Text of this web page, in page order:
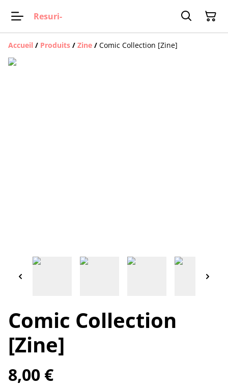
Resuri-
Accueil / Produits / Zine / Comic Collection [Zine]
Comic Collection
[Zine]
8,00 €